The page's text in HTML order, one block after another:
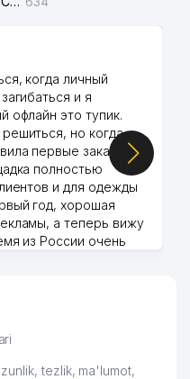
когда личный
и я
офлайн это тупик.
но когда
первые заказы,
полностью
и для одежды
год, хорошая
а теперь вижу
из России очень
tezlik, ma'lumot,